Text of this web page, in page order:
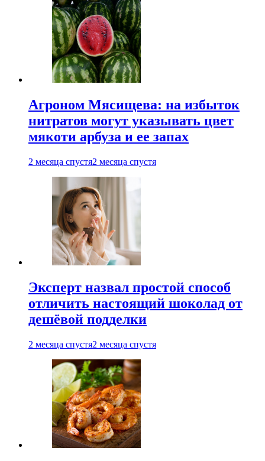
Агроном Мясищева: на избыток
нитратов могут указывать цвет
мякоти арбуза и ее запах
2 месяца спустя2 месяца спустя
Эксперт назвал простой способ
отличить настоящий шоколад от
дешёвой подделки
2 месяца спустя2 месяца спустя